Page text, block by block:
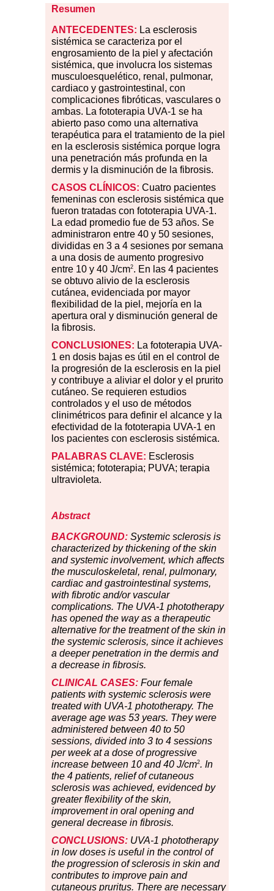
Resumen
ANTECEDENTES: La esclerosis
sistémica se caracteriza por el
engrosamiento de la piel y afectación
sistémica, que involucra los sistemas
musculoesquelético, renal, pulmonar,
cardiaco y gastrointestinal, con
complicaciones fibróticas, vasculares o
ambas. La fototerapia UVA-1 se ha
abierto paso como una alternativa
terapéutica para el tratamiento de la piel
en la esclerosis sistémica porque logra
una penetración más profunda en la
dermis y la disminución de la fibrosis.
CASOS CLÍNICOS: Cuatro pacientes
femeninas con esclerosis sistémica que
fueron tratadas con fototerapia UVA-1.
La edad promedio fue de 53 años. Se
administraron entre 40 y 50 sesiones,
divididas en 3 a 4 sesiones por semana
a una dosis de aumento progresivo
entre 10 y 40 J/cm2. En las 4 pacientes
se obtuvo alivio de la esclerosis
cutánea, evidenciada por mayor
flexibilidad de la piel, mejoría en la
apertura oral y disminución general de
la fibrosis.
CONCLUSIONES: La fototerapia UVA-
1 en dosis bajas es útil en el control de
la progresión de la esclerosis en la piel
y contribuye a aliviar el dolor y el prurito
cutáneo. Se requieren estudios
controlados y el uso de métodos
clinimétricos para definir el alcance y la
efectividad de la fototerapia UVA-1 en
los pacientes con esclerosis sistémica.
PALABRAS CLAVE: Esclerosis
sistémica; fototerapia; PUVA; terapia
ultravioleta.
Abstract
BACKGROUND: Systemic sclerosis is
characterized by thickening of the skin
and systemic involvement, which affects
the musculoskeletal, renal, pulmonary,
cardiac and gastrointestinal systems,
with fibrotic and/or vascular
complications. The UVA-1 phototherapy
has opened the way as a therapeutic
alternative for the treatment of the skin in
the systemic sclerosis, since it achieves
a deeper penetration in the dermis and
a decrease in fibrosis.
CLINICAL CASES: Four female
patients with systemic sclerosis were
treated with UVA-1 phototherapy. The
average age was 53 years. They were
administered between 40 to 50
sessions, divided into 3 to 4 sessions
per week at a dose of progressive
increase between 10 and 40 J/cm2. In
the 4 patients, relief of cutaneous
sclerosis was achieved, evidenced by
greater flexibility of the skin,
improvement in oral opening and
general decrease in fibrosis.
CONCLUSIONS: UVA-1 phototherapy
in low doses is useful in the control of
the progression of sclerosis in skin and
contributes to improve pain and
cutaneous pruritus. There are necessary